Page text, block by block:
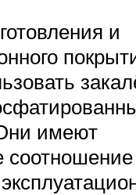
и
имеют
соотношение